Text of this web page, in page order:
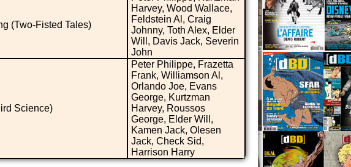
(Two-Fisted Tales)
Harvey, Wood Wallace,
Feldstein Al, Craig
Johnny, Toth Alex, Elder
Will, Davis Jack, Severin
John
Science)
Peter Philippe, Frazetta
Frank, Williamson Al,
Orlando Joe, Evans
George, Kurtzman
Harvey, Roussos
George, Elder Will,
Kamen Jack, Olesen
Jack, Check Sid,
Harrison Harry